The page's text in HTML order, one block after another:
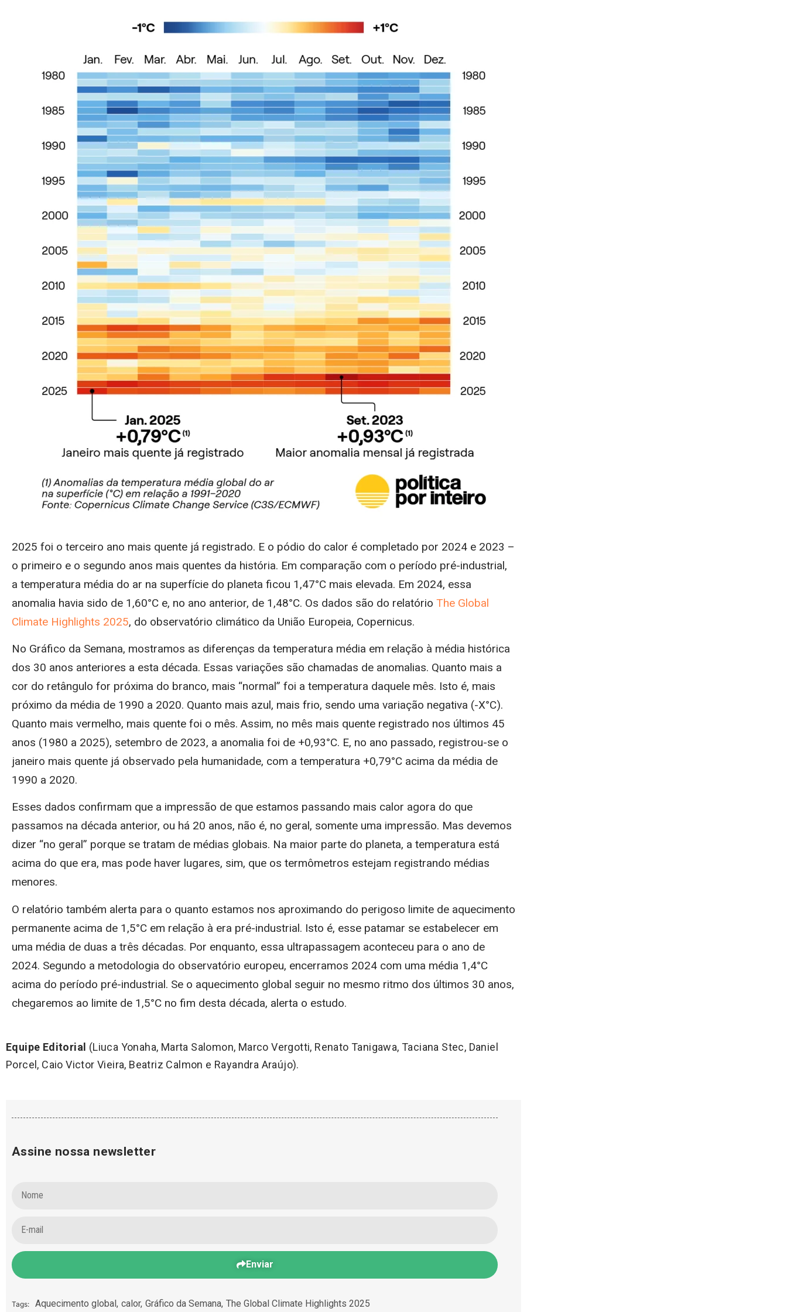
2025 foi o terceiro ano mais quente já registrado. E o pódio do calor é completado por 2024 e 2023 –
o primeiro e o segundo anos mais quentes da história. Em comparação com o período pré-industrial,
a temperatura média do ar na superfície do planeta ficou 1,47°C mais elevada. Em 2024, essa
anomalia havia sido de 1,60°C e, no ano anterior, de 1,48°C. Os dados são do relatório The Global
Climate Highlights 2025, do observatório climático da União Europeia, Copernicus.
No Gráfico da Semana, mostramos as diferenças da temperatura média em relação à média histórica
dos 30 anos anteriores a esta década. Essas variações são chamadas de anomalias. Quanto mais a
cor do retângulo for próxima do branco, mais “normal” foi a temperatura daquele mês. Isto é, mais
próximo da média de 1990 a 2020. Quanto mais azul, mais frio, sendo uma variação negativa (-X°C).
Quanto mais vermelho, mais quente foi o mês. Assim, no mês mais quente registrado nos últimos 45
anos (1980 a 2025), setembro de 2023, a anomalia foi de +0,93°C. E, no ano passado, registrou-se o
janeiro mais quente já observado pela humanidade, com a temperatura +0,79°C acima da média de
1990 a 2020.
Esses dados confirmam que a impressão de que estamos passando mais calor agora do que
passamos na década anterior, ou há 20 anos, não é, no geral, somente uma impressão. Mas devemos
dizer “no geral” porque se tratam de médias globais. Na maior parte do planeta, a temperatura está
acima do que era, mas pode haver lugares, sim, que os termômetros estejam registrando médias
menores.
O relatório também alerta para o quanto estamos nos aproximando do perigoso limite de aquecimento
permanente acima de 1,5°C em relação à era pré-industrial. Isto é, esse patamar se estabelecer em
uma média de duas a três décadas. Por enquanto, essa ultrapassagem aconteceu para o ano de
2024. Segundo a metodologia do observatório europeu, encerramos 2024 com uma média 1,4°C
acima do período pré-industrial. Se o aquecimento global seguir no mesmo ritmo dos últimos 30 anos,
chegaremos ao limite de 1,5°C no fim desta década, alerta o estudo.
Equipe Editorial (Liuca Yonaha, Marta Salomon, Marco Vergotti, Renato Tanigawa, Taciana Stec, Daniel
Porcel, Caio Victor Vieira, Beatriz Calmon e Rayandra Araújo).
Assine nossa newsletter
Enviar
Tags: Aquecimento global, calor, Gráfico da Semana, The Global Climate Highlights 2025